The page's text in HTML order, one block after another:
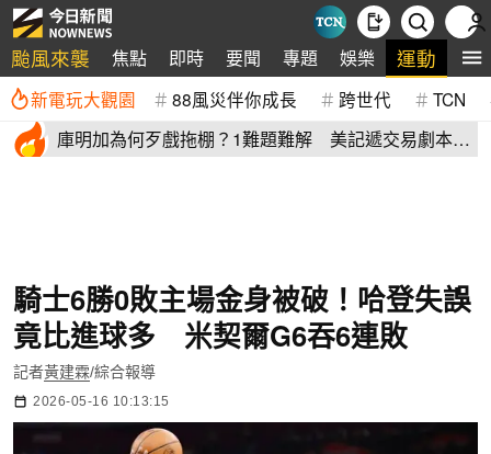
颱風來襲 焦點 即時 要聞 專題 娛樂 運動 全
新電玩大觀園 88風災伴你成長 跨世代 TCN
庫明加為何歹戲拖棚？1難題難解 美記遞交易劇本：
騎士6勝0敗主場金身被破！哈登失誤
竟比進球多 米契爾G6吞6連敗
記者黃建霖/綜合報導
2026-05-16 10:13:15